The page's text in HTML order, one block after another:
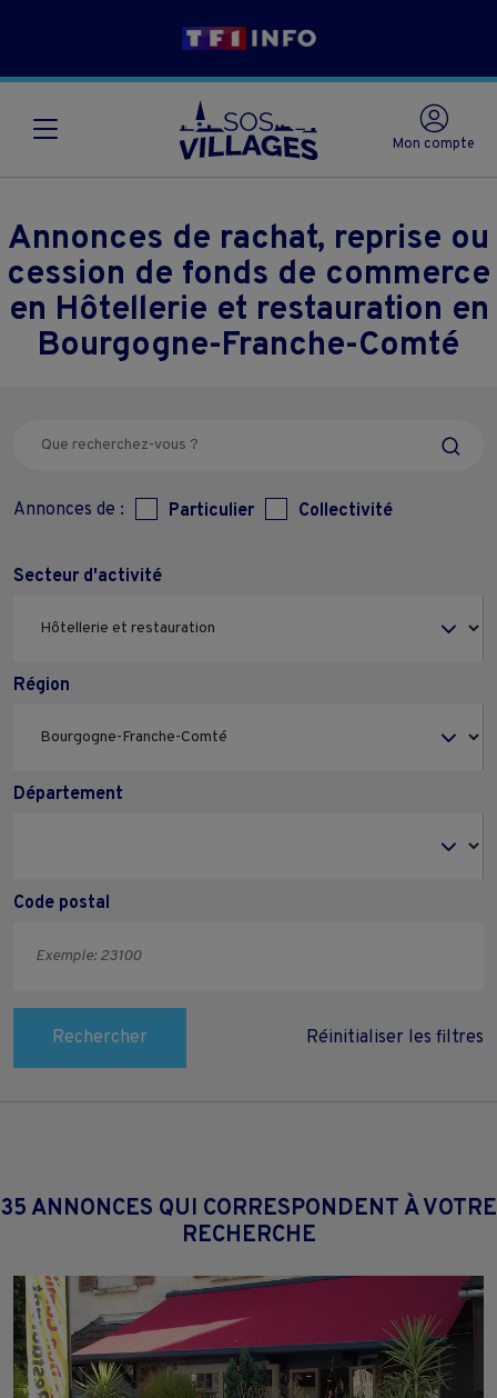
Mon compte
Annonces de rachat, reprise ou
cession de fonds de commerce
en Hôtellerie et restauration en
Bourgogne-Franche-Comté
Annonces de : Particulier Collectivité
Secteur d'activité
Région
Département
Code postal
Rechercher Réinitialiser les filtres
35 ANNONCES QUI CORRESPONDENT À VOTRE
RECHERCHE